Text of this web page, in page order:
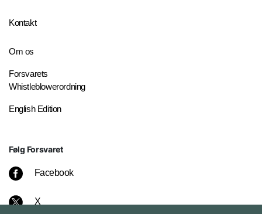
Kontakt
Om os
Forsvarets
Whistleblowerordning
English Edition
Følg Forsvaret
Facebook
X